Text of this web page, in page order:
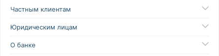
Частным клиентам
Юридическим лицам
О банке